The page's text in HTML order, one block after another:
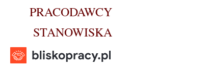
PRACODAWCY
STANOWISKA